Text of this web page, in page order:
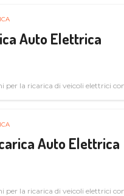
Auto Elettrica
per la ricarica di veicoli elettrici
Auto Elettrica
per la ricarica di veicoli elettrici